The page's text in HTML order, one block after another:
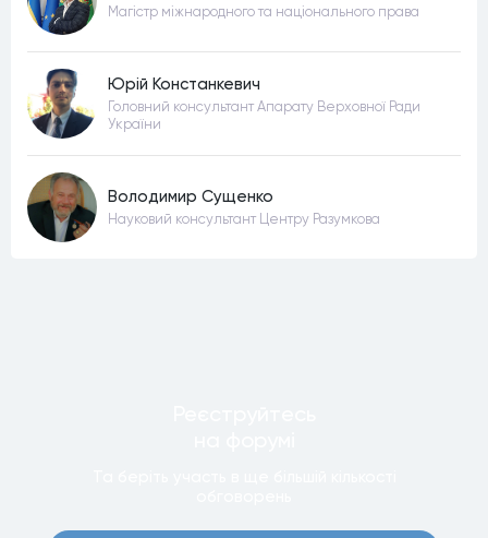
Магістр міжнародного та національного права
Юрій Констанкевич
Головний консультант Апарату Верховної Ради
України
Володимир Сущенко
Науковий консультант Центру Разумкова